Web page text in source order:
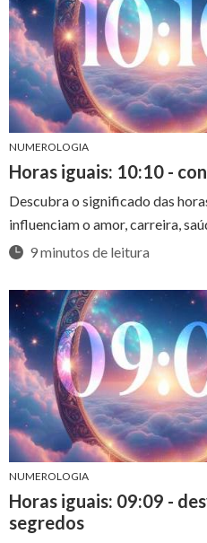
NUMEROLOGIA
Horas iguais: 10:10 -
Descubra o significado das
influenciam o amor, carreira,
9 minutos de leitura
NUMEROLOGIA
Horas iguais: 09:09 -
segredos